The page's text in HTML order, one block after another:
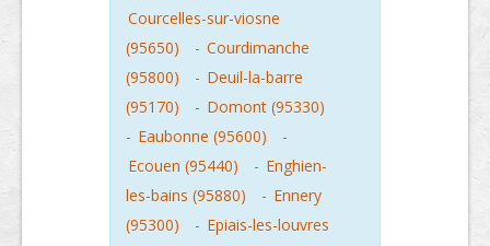
Courcelles-sur-viosne
(95650)
- Courdimanche
(95800)
- Deuil-la-barre
(95170)
- Domont (95330)
- Eaubonne (95600)
-
Ecouen (95440)
- Enghien-
les-bains (95880)
- Ennery
(95300)
- Epiais-les-louvres